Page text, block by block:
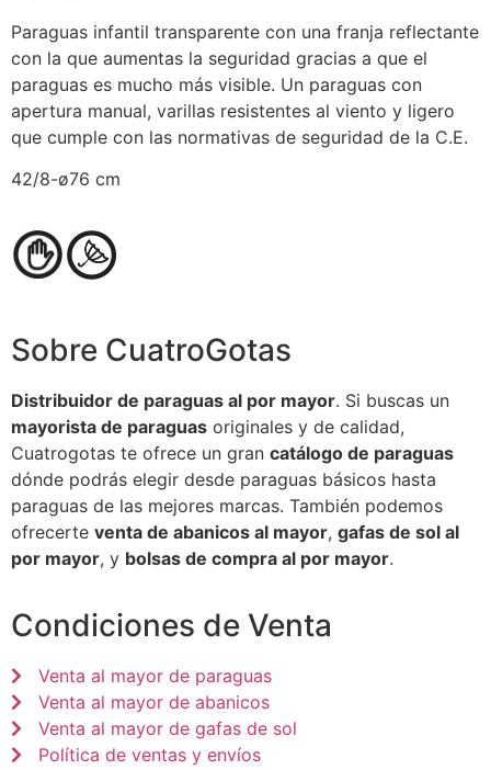
Paraguas infantil transparente con una franja reflectante
con la que aumentas la seguridad gracias a que el
paraguas es mucho más visible. Un paraguas con
apertura manual, varillas resistentes al viento y ligero
que cumple con las normativas de seguridad de la C.E.
42/8-ø76 cm
Sobre CuatroGotas
Distribuidor de paraguas al por mayor. Si buscas un
mayorista de paraguas originales y de calidad,
Cuatrogotas te ofrece un gran catálogo de paraguas
dónde podrás elegir desde paraguas básicos hasta
paraguas de las mejores marcas. También podemos
ofrecerte venta de abanicos al mayor, gafas de sol al
por mayor, y bolsas de compra al por mayor.
Condiciones de Venta
Venta al mayor de paraguas
Venta al mayor de abanicos
Venta al mayor de gafas de sol
Política de ventas y envíos